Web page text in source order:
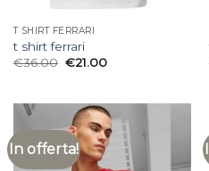
T SHIRT FERRARI
t shirt ferrari
€36.00 €21.00
In offerta!